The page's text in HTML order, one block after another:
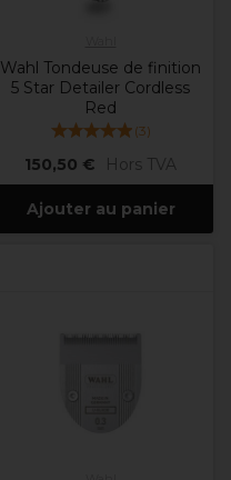
Wahl Tondeuse de finition
5 Star Detailer Cordless
Red
(3)
150,50 € Hors TVA
Ajouter au panier